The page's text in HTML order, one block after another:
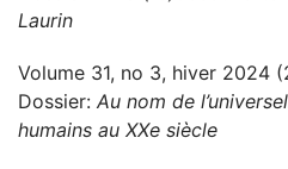
Laurin
Volume 31, no 3, hiver 2024
Dossier: Au nom de
humains au XXe siècle